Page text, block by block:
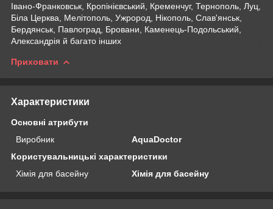
Івано-Франковськ, Кропінієвський, Кременчуг, Тернополь, Луц,
Біла Церква, Мелітополь, Ужрород, Нікополь, Слав'янськ,
Бердянськ, Павлоград, Бровани, Каменець-Подольський,
Александрія й багато інших
Приховати
Характеристики
Основні атрибути
Виробник
AquaDoctor
Користувальницькі характеристики
Хімія для басейну
Хімія для басейну